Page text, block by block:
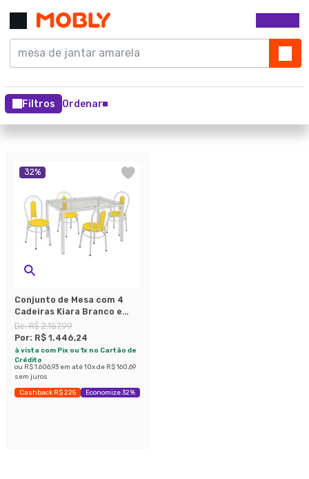
Filtros Ordenar
32%
Conjunto de Mesa com 4
Cadeiras Kiara Branco e
Amarelo
De:R$ 2.157,99
Por: R$ 1.446,24
à vista com Pix ou 1x no Cartão de
Crédito
ou R$ 1.606,93 em até10x de R$ 160,69
sem juros
Cashback R$ 225 Economize 32%